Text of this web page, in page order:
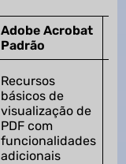
Adobe Acrobat
Padrão
Recursos
básicos de
visualização de
PDF com
funcionalidades
adicionais